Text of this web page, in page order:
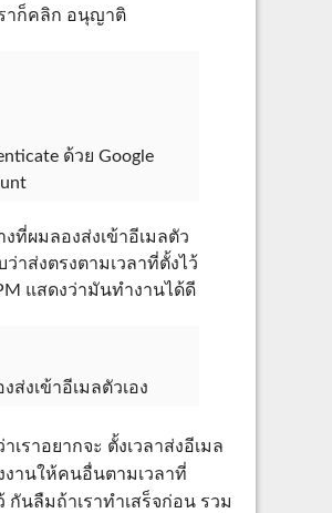
าก็คลิก อนุญาติ
ด้วย Google
งที่ผมลองส่งเข้าอีเมลตัว
ว่าส่งตรงตามเวลาที่ตั้งไว้
แสดงว่ามันทำงานได้ดี
ส่งเข้าอีเมลตัวเอง
เราอยากจะ ตั้งเวลาส่งอีเมล
งานให้คนอื่นตามเวลาที่
กันลืมถ้าเราทำเสร็จก่อน รวม